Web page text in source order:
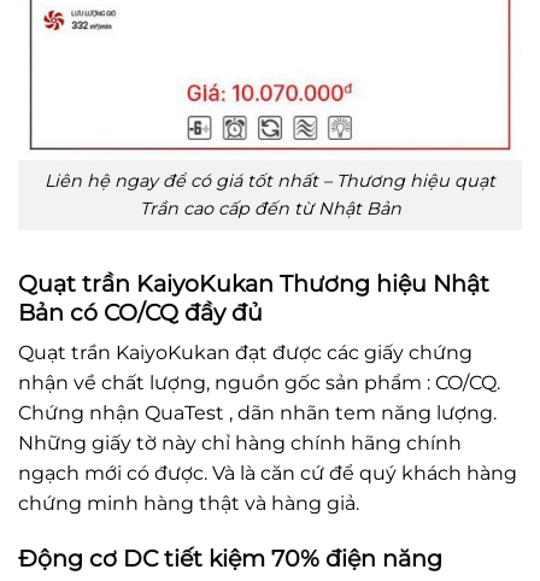
Liên hệ ngay để có giá tốt nhất – Thương hiệu quạt
Trần cao cấp đến từ Nhật Bản
Quạt trần KaiyoKukan Thương hiệu Nhật
Bản có CO/CQ đầy đủ
Quạt trần KaiyoKukan đạt được các giấy chứng
nhận về chất lượng, nguồn gốc sản phẩm : CO/CQ.
Chứng nhận QuaTest , dãn nhãn tem năng lượng.
Những giấy tờ này chỉ hàng chính hãng chính
ngạch mới có được. Và là căn cứ để quý khách hàng
chứng minh hàng thật và hàng giả.
Động cơ DC tiết kiệm 70% điện năng